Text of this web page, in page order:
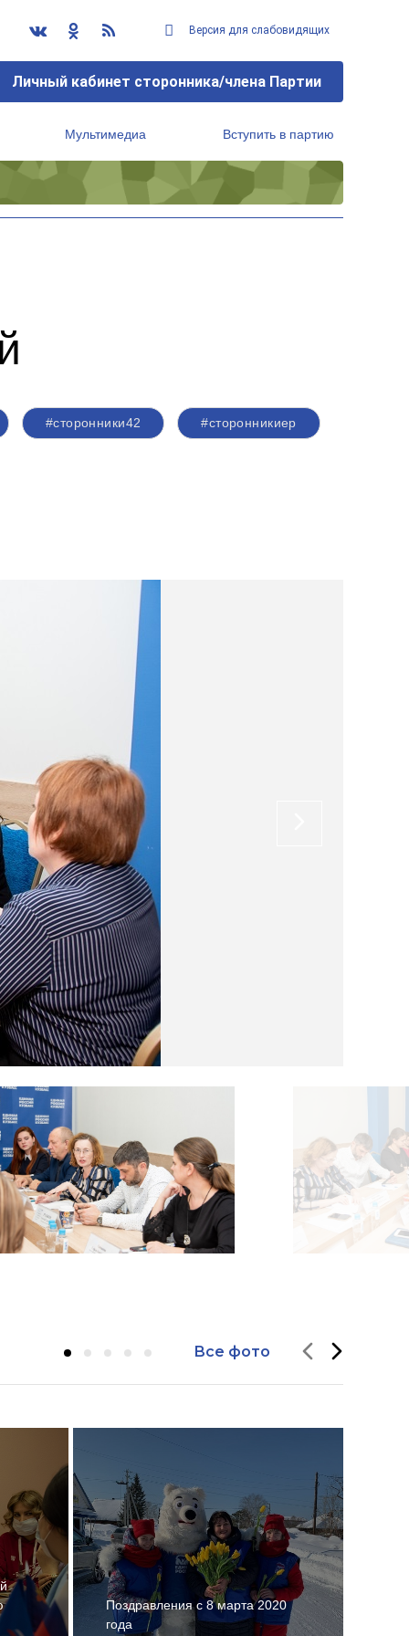
Версия для слабовидящих
Личный кабинет сторонника/члена Партии
Мультимедиа Вступить в партию
#сторонники42 #сторонникиер
Все фото
Поздравления с 8 марта 2020
года